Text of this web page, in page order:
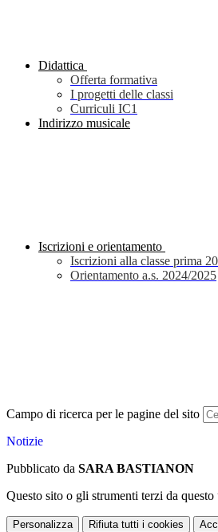
Didattica
Offerta formativa
I progetti delle classi
Curriculi IC1
Indirizzo musicale
Iscrizioni e orientamento
Iscrizioni alla classe prima
Orientamento a.s. 2024/2025
Campo di ricerca per le pagine del sito
Notizie
Pubblicato da SARA BASTIANON
Questo sito o gli strumenti terzi da
Personalizza Rifiuta tutti i cookies